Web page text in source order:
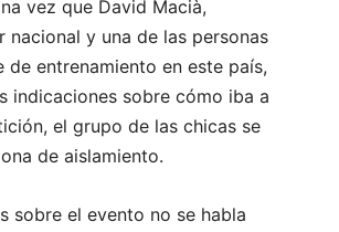
vez que David Macià,
nacional y una de las personas
de entrenamiento en este país,
indicaciones sobre cómo iba a
el grupo de las chicas se
de aislamiento.
sobre el evento no se habla